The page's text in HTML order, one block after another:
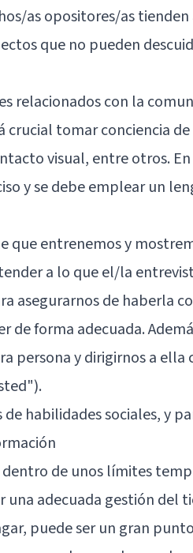
as opositores/as tienden
que no pueden
relacionados con la
crucial tomar conciencia
visual, entre otros.
y se debe emplear un
que entrenemos y
a lo que el/la
asegurarnos de haberla
de forma adecuada.
persona y dirigirnos a ella
de habilidades sociales, y
de unos límites
adecuada gestión del
puede ser un gran